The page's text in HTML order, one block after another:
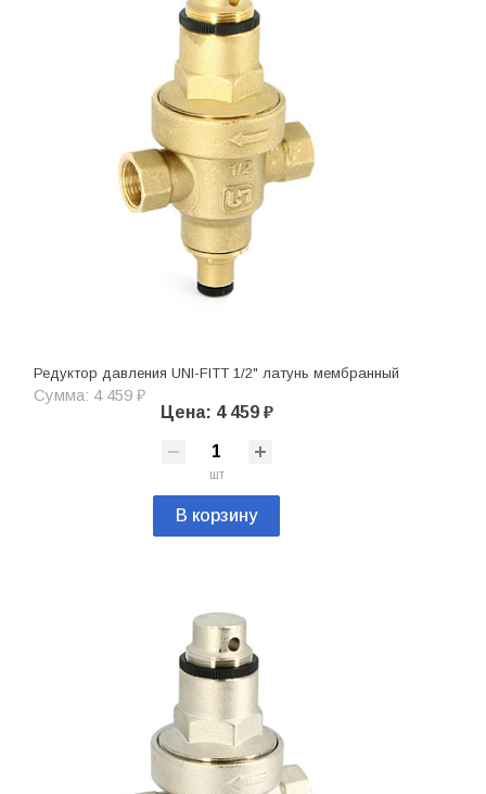
Редуктор давления UNI-FITT 1/2" латунь мембранный
Сумма: 4 459 ₽
Цена: 4 459 ₽
шт
В корзину